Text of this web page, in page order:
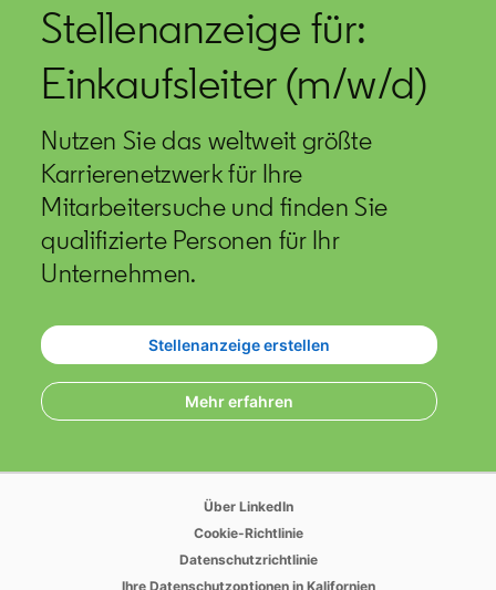
Stellenanzeige für:
Einkaufsleiter (m/w/d)
Nutzen Sie das weltweit größte
Karrierenetzwerk für Ihre
Mitarbeitersuche und finden Sie
qualifizierte Personen für Ihr
Unternehmen.
Stellenanzeige erstellen
opens in a new tab
Mehr erfahren
Über LinkedInopens in a new tab
Cookie-Richtlinie
Datenschutzrichtlinie
Ihre Datenschutzoptionen in Kalifornienopens in a new tab